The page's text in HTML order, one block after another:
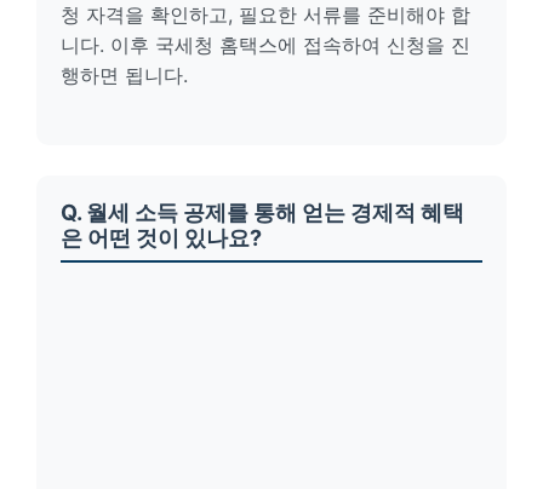
청 자격을 확인하고, 필요한 서류를 준비해야 합
니다. 이후 국세청 홈택스에 접속하여 신청을 진
행하면 됩니다.
Q. 월세 소득 공제를 통해 얻는 경제적 혜택
은 어떤 것이 있나요?